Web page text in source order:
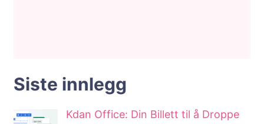
Siste innlegg
Kdan Office: Din Billett til å Droppe